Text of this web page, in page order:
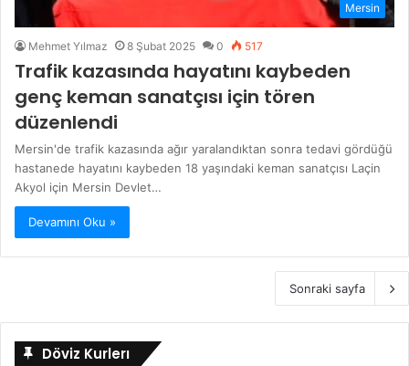
Mersin
Mehmet Yılmaz 8 Şubat 2025 0 517
Trafik kazasında hayatını kaybeden
genç keman sanatçısı için tören
düzenlendi
Mersin'de trafik kazasında ağır yaralandıktan sonra tedavi gördüğü
hastanede hayatını kaybeden 18 yaşındaki keman sanatçısı Laçin
Akyol için Mersin Devlet…
Devamını Oku »
Sonraki sayfa
Döviz Kurlerı